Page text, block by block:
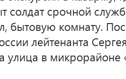
солдат срочной
бытовую комнату.
лейтенанта
улица в